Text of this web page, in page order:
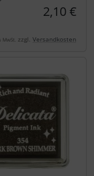
2,10 €
MwSt. zzgl. Versandkosten